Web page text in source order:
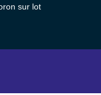
sur lot